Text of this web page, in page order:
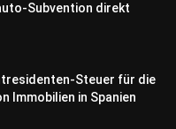
Subvention direkt
Steuer für die
Immobilien in Spanien